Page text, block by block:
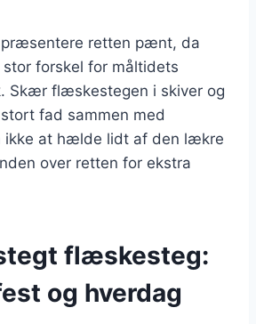
retten pænt, da
forskel for måltidets
Skær flæskestegen i skiver og
fad sammen med
ikke at hælde lidt af den lækre
over retten for ekstra
flæskesteg:
og hverdag